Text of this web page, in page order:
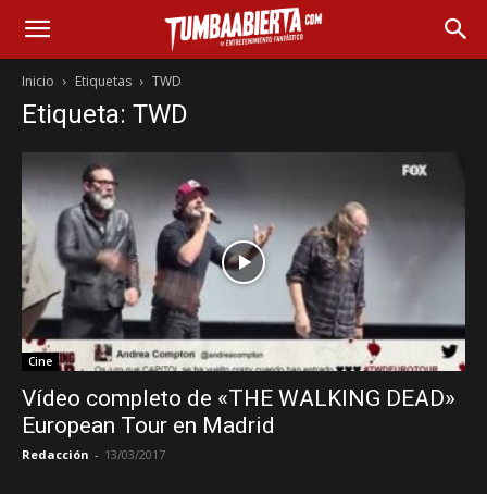
Inicio Etiquetas TWD
Etiqueta: TWD
Cine
Vídeo completo de «THE WALKING DEAD»
European Tour en Madrid
Redacción - 13/03/2017